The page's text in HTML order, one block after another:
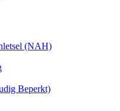
(NAH)
Beperkt)